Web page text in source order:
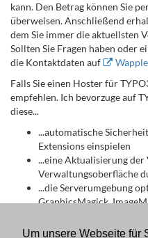
Um unsere Webseite für
kann. Den Betrag können Sie
überweisen. Anschließend
dem Sie immer die aktuellsten
Sollten Sie Fragen haben oder
die Kontaktdaten auf
Falls Sie einen Hoster für
empfehlen. Ich bevorzuge auf
diese...
...automatische
Extensions einspielen
...eine Aktualisierung
Verwaltungsoberfläche
...die Serverumgebung
GraphicsMagick,